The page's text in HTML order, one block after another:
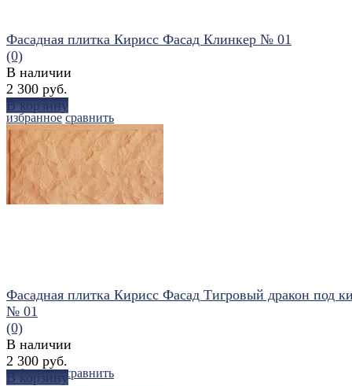
избранное сравнить
Фасадная плитка Кирисс Фасад Клинкер № 01
(0)
В наличии
2 300 руб.
В корзину
избранное сравнить
Фасадная плитка Кирисс Фасад Тигровый дракон под
№ 01
(0)
В наличии
2 300 руб.
В корзину